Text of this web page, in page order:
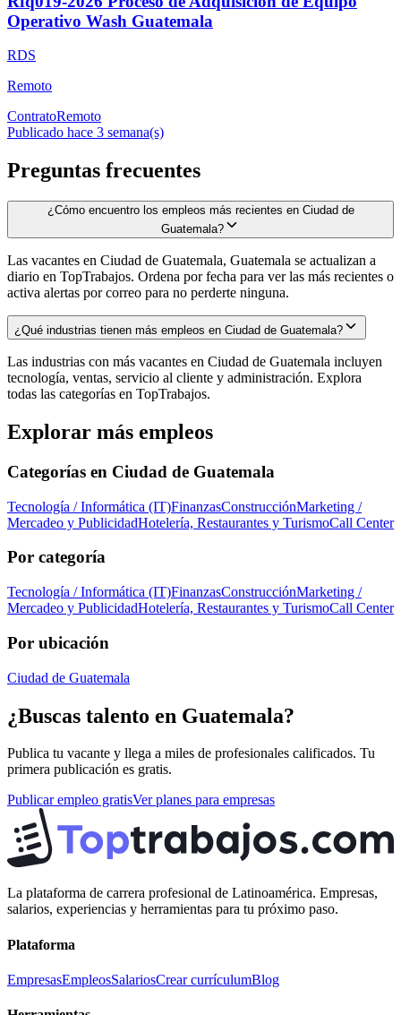
Operativo Wash Guatemala
RDS
Remoto
ContratoRemoto
Publicado hace 3 semana(s)
Preguntas frecuentes
¿Cómo encuentro los empleos más recientes en Ciudad de
Guatemala?
Las vacantes en Ciudad de Guatemala, Guatemala se actualizan a
diario en TopTrabajos. Ordena por fecha para ver las más recientes o
activa alertas por correo para no perderte ninguna.
¿Qué industrias tienen más empleos en Ciudad de Guatemala?
Las industrias con más vacantes en Ciudad de Guatemala incluyen
tecnología, ventas, servicio al cliente y administración. Explora
todas las categorías en TopTrabajos.
Explorar más empleos
Categorías en Ciudad de Guatemala
Tecnología / Informática (IT)FinanzasConstrucciónMarketing /
Mercadeo y PublicidadHotelería, Restaurantes y TurismoCall Center
Por categoría
Tecnología / Informática (IT)FinanzasConstrucciónMarketing /
Mercadeo y PublicidadHotelería, Restaurantes y TurismoCall Center
Por ubicación
Ciudad de Guatemala
¿Buscas talento en Guatemala?
Publica tu vacante y llega a miles de profesionales calificados. Tu
primera publicación es gratis.
Publicar empleo gratisVer planes para empresas
La plataforma de carrera profesional de Latinoamérica. Empresas,
salarios, experiencias y herramientas para tu próximo paso.
Plataforma
EmpresasEmpleosSalariosCrear currículumBlog